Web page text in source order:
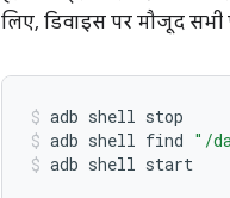
लिए, डिवाइस पर मौजूद सभी
adb shell stop
adb shell find "/
adb shell start